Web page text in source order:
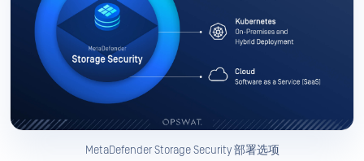
MetaDefender Storage Security 部署选项